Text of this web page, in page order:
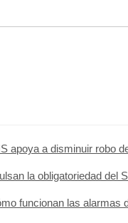
apoya a disminuir robo
la obligatoriedad del
funcionan las alarmas